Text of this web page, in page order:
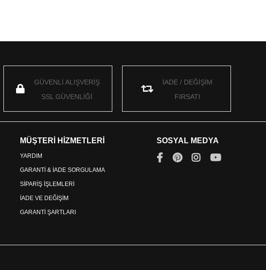
GÜVENLİ ALIŞVERİŞ
SSL GÜVENLİĞİ
İADE / DEĞİŞİM
FIRSATI
MÜŞTERİ HİZMETLERİ
YARDIM
GARANTİ & İADE SORGULAMA
SİPARİŞ İŞLEMLERİ
İADE VE DEĞİŞİM
GARANTİ ŞARTLARI
SOSYAL MEDYA